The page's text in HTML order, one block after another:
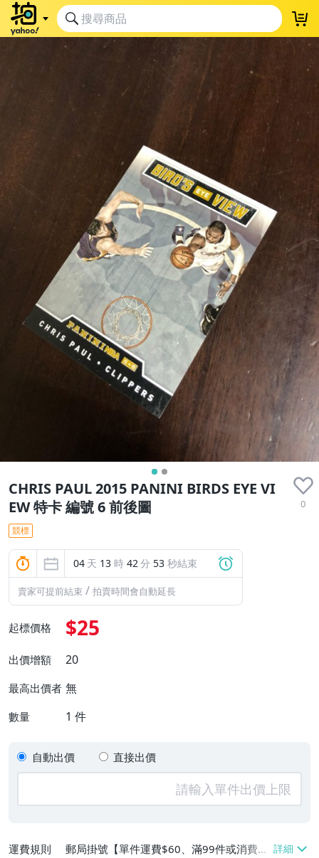
CHRIS PAUL 2015 PANINI BIRDS EYE VI
EW 特卡 編號 6 前後圖
0
競標
04 天 13 時 42分 53 秒結束
賣家可提前結束 / 拍賣時間會自動延長
起標價格 $25
出價增額 20
最高出價者 無
數量 1 件
自動出價 直接出價
運費規則
郵局掛號【單件運費$60、滿99件或消費滿